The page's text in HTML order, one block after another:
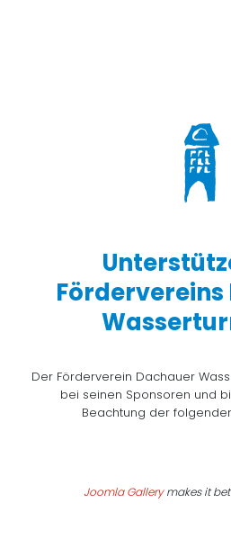
Der Förderverein Dachauer
bei seinen Sponsoren und
Beachtung der
Joomla Gallerymakes it